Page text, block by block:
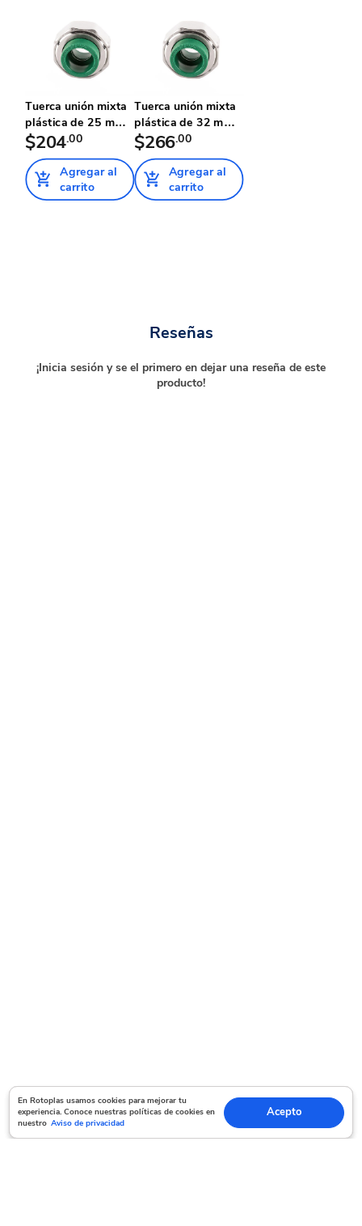
En Rotoplas usamos cookies para mejorar tu experiencia. Conoce nuestras políticas
de cookies en nuestro Aviso de privacidad Acepto
En Rotoplas usamos cookies para mejorar tu
experiencia. Conoce nuestras políticas de cookies en
nuestro Aviso de privacidad
Acepto
Tuerca unión mixta
plástica de 25 mm
Tub...
$204.00
Agregar al
carrito
Tuerca unión mixta
plástica de 32 mm
Tub...
$266.00
Agregar al
carrito
Reseñas
¡Inicia sesión y se el primero en dejar una reseña de este
producto!